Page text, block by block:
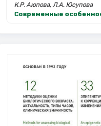
К.Р. Аюпова, Л.А. Юсупова
Современные